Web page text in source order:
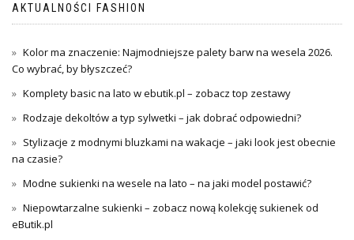
AKTUALNOŚCI FASHION
Kolor ma znaczenie: Najmodniejsze palety barw na wesela 2026.
Co wybrać, by błyszczeć?
Komplety basic na lato w ebutik.pl – zobacz top zestawy
Rodzaje dekoltów a typ sylwetki – jak dobrać odpowiedni?
Stylizacje z modnymi bluzkami na wakacje – jaki look jest obecnie
na czasie?
Modne sukienki na wesele na lato – na jaki model postawić?
Niepowtarzalne sukienki – zobacz nową kolekcję sukienek od
eButik.pl